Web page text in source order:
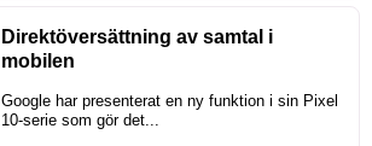
Direktöversättning av samtal i
mobilen
Google har presenterat en ny funktion i sin Pixel
10-serie som gör det...